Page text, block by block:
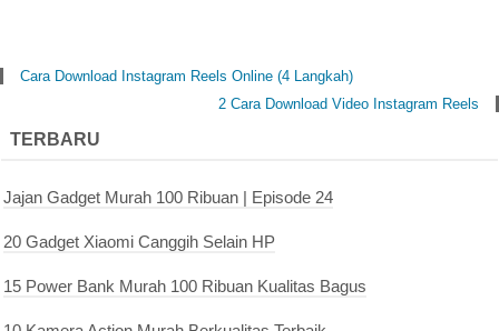
Cara Download Instagram Reels Online (4 Langkah)
2 Cara Download Video Instagram Reels
TERBARU
Jajan Gadget Murah 100 Ribuan | Episode 24
20 Gadget Xiaomi Canggih Selain HP
15 Power Bank Murah 100 Ribuan Kualitas Bagus